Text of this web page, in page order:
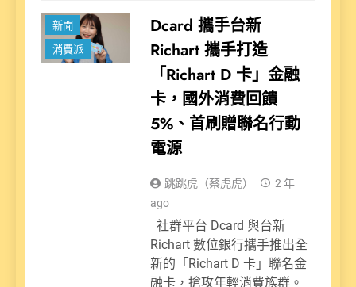
新聞
消費派
Dcard 攜手台新
Richart 攜手打造
「Richart D 卡」金融
卡，國外消費回饋
5%、首刷贈聯名行動
電源
跳跳虎（蔡虎虎）
2 年
ago
社群平台 Dcard 與台新
Richart 數位銀行攜手推出全
新的「Richart D 卡」聯名金
融卡，搶攻年輕消費族群。